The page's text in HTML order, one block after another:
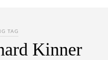
TAG
Kinner